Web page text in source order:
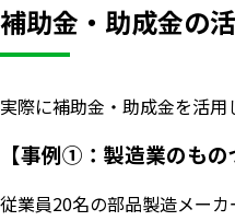
補助金・助成金の
実際に補助金・助成金を活
【事例①：製造業のもの
従業員20名の部品製造メー